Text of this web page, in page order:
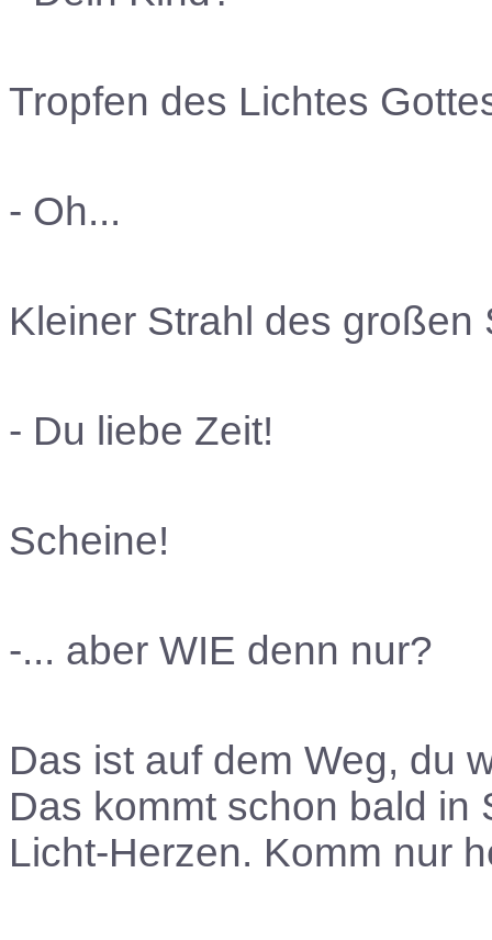
Tropfen des Lichtes
- Oh...
Kleiner Strahl des
- Du liebe Zeit!
Scheine!
-... aber WIE denn nur?
Das ist auf dem Weg, du
Das kommt schon bald in
Licht-Herzen. Komm nur